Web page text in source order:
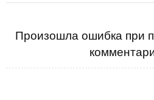
Произошла ошибка при